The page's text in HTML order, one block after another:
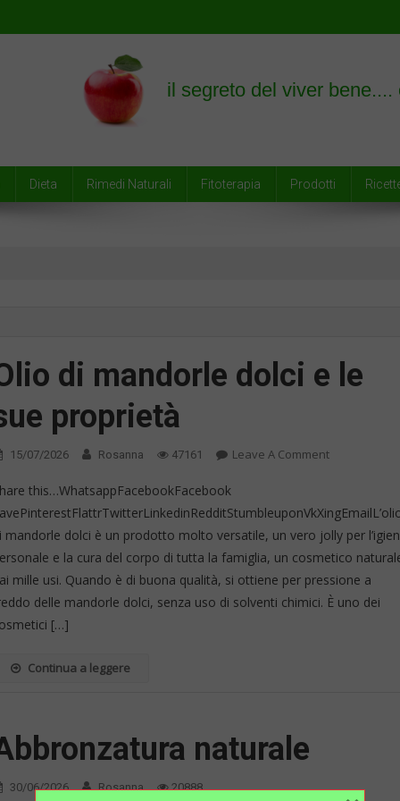
Dieta Rimedi Naturali Fitoterapia Prodotti
di mandorle dolci e le
proprietà
15/07/2026 Rosanna 47161 Leave A CommentOn
Mandorle
Dolci
E
Le
Sue
this…WhatsappFacebookFacebook
mandorle dolci è un prodotto molto versatile, un vero jolly per
e la cura del corpo di tutta la famiglia, un cosmetico
mille usi. Quando è di buona qualità, si ottiene per pressione a
delle mandorle dolci, senza uso di solventi chimici. È uno dei
[…]
Continua a leggere
naturale
30/06/2026 Rosanna 20888